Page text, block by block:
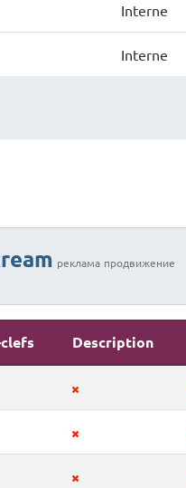
Interne
Interne
реклама продвижение
Description